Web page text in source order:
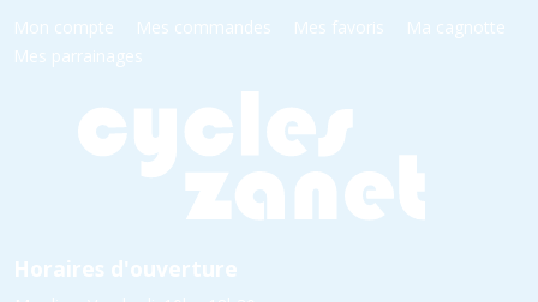
Mon compte Mes commandes Mes favoris
Ma cagnotte
Mes parrainages
Horaires d'ouverture